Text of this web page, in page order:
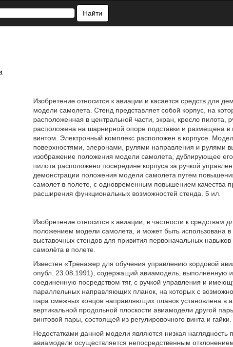
Найти
Изобретение относится к авиации и касается средств для
модели самолета. Стенд представляет собой корпус, на
расположенная в центральной части, экран, кресло
расположена на шарнирной опоре подставки и размещена в
винтом. Электронный комплекс расположен в корпусе.
поверхностями, элеронами, рулями направления и рулями
изображение положения модели самолета, дублирующее
пилота расположено посередине корпуса за ручкой
демонстрации положения модели самолета путем
самолет в полете, с одновременным повышением качества
расширения функциональных возможностей стенда. 5 ил.
Изобретение относится к авиации, в частности к
положением модели самолета, и может быть использована
выставочных стендов для привития первоначальных
самолёта в полете.
Известен «Тренажер для обучения управлению кордовой
опубл. 23.08.1991), содержащий авиамодель, выполненную
соединенную посредством тяг, с ручкой управления и
параллельных направляющих планок, на которых с
пара смежных концов направляющих планок установлена
вертикальной продольной плоскости авиамодели другой
винтовой пары, состоящей из регулировочного винта и гайки.
Недостатками данной модели являются низкая
авиамодели осуществляется непосредственным